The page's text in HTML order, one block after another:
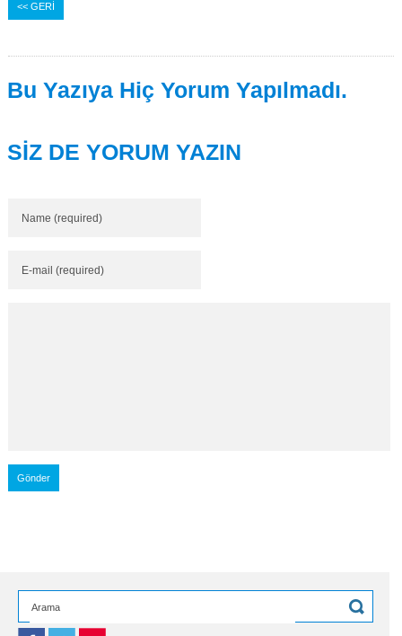
<< GERİ
Bu Yazıya Hiç Yorum Yapılmadı.
SİZ DE YORUM YAZIN